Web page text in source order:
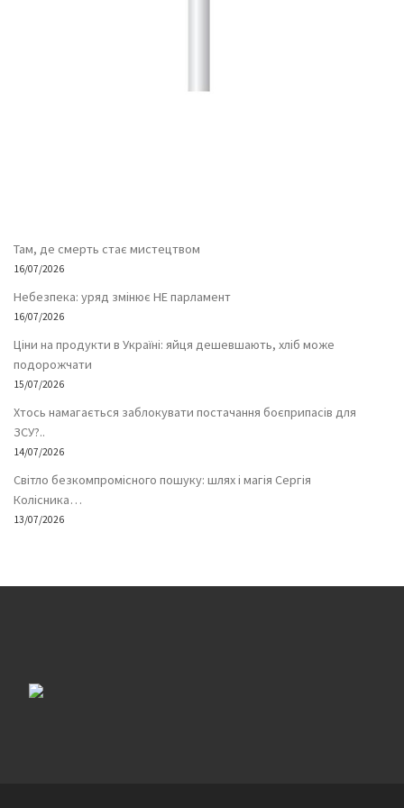
Там, де смерть стає мистецтвом
16/07/2026
Небезпека: уряд змінює НЕ парламент
16/07/2026
Ціни на продукти в Україні: яйця дешевшають, хліб може
подорожчати
15/07/2026
Хтось намагається заблокувати постачання боєприпасів для
ЗСУ?..
14/07/2026
Світло безкомпромісного пошуку: шлях і магія Сергія
Колісника…
13/07/2026